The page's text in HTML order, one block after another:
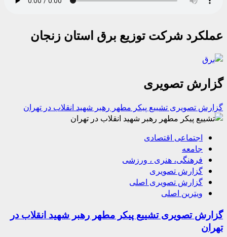
عملکرد شرکت توزیع برق استان زنجان
گزارش تصویری
گزارش تصویری تشییع پیکر مطهر رهبر شهید انقلاب در تهران
اجتماعی اقتصادی
جامعه
فرهنگی، هنری ، ورزشی
گزارش تصویری
گزارش تصویری اصلی
ویترین اصلی
گزارش تصویری تشییع پیکر مطهر رهبر شهید انقلاب در
تهران